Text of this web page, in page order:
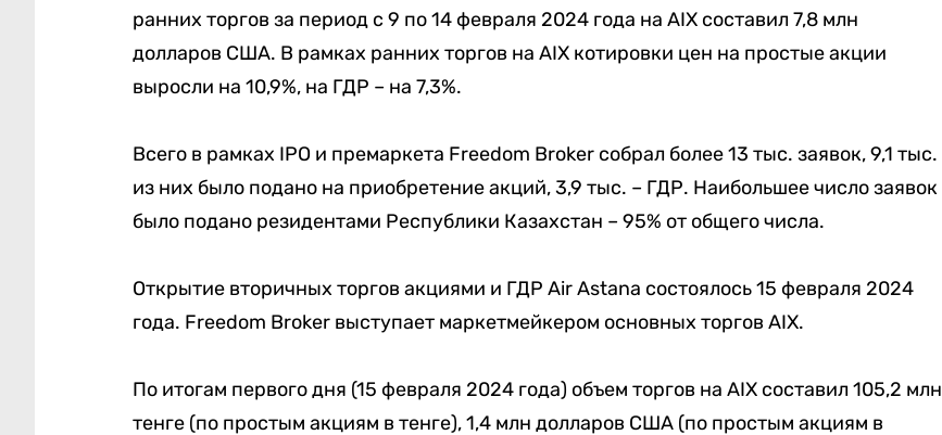
ранних торгов за период с 9 по 14 февраля 2024 года на AIX составил 7,8 млн
долларов США. В рамках ранних торгов на AIX котировки цен на простые акции
выросли на 10,9%, на ГДР – на 7,3%.
Всего в рамках IPO и премаркета Freedom Broker собрал более 13 тыс. заявок, 9,1 тыс.
из них было подано на приобретение акций, 3,9 тыс. – ГДР. Наибольшее число заявок
было подано резидентами Республики Казахстан – 95% от общего числа.
Открытие вторичных торгов акциями и ГДР Air Astana состоялось 15 февраля 2024
года. Freedom Broker выступает маркетмейкером основных торгов AIX.
По итогам первого дня (15 февраля 2024 года) объем торгов на AIX составил 105,2 млн
тенге (по простым акциям в тенге), 1,4 млн долларов США (по простым акциям в